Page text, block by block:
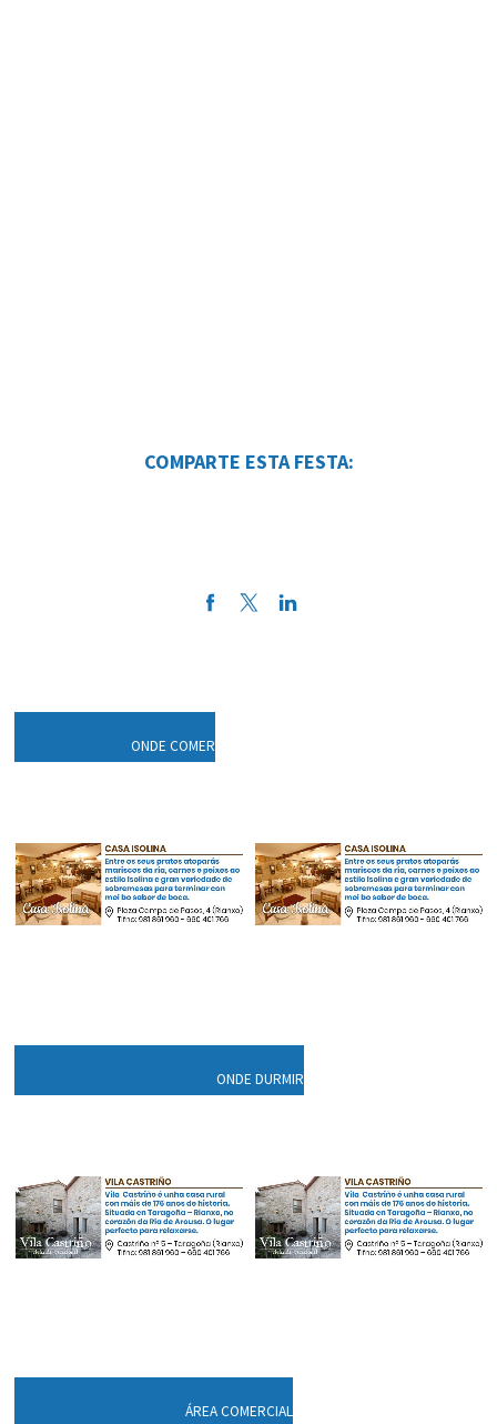
COMPARTE ESTA FESTA:
ONDE COMER
ONDE DURMIR
ÁREA COMERCIAL